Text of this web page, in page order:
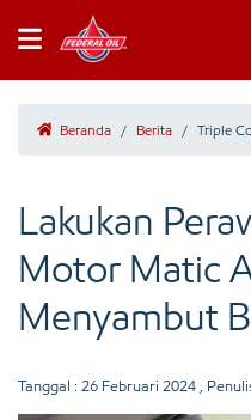
Beranda / Berita / Triple
Lakukan
Motor Matic
Menyambut
Tanggal : 26 Februari 2024 ,